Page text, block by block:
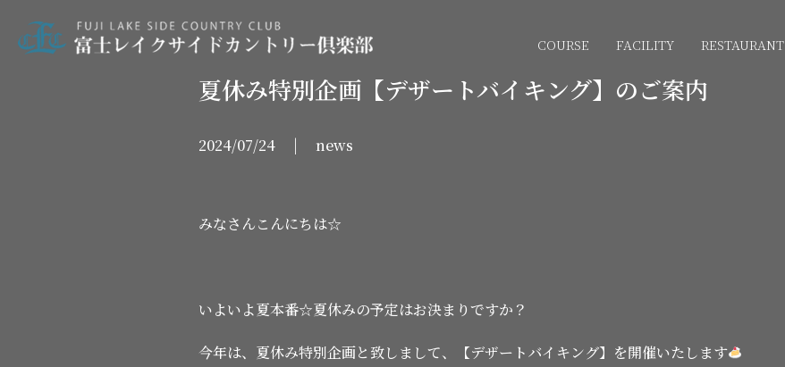
COURSE FACILITY RESTAURANT
夏休み特別企画【デザートバイキング】のご案内
2024/07/24 | news
みなさんこんにちは☆
いよいよ夏本番☆夏休みの予定はお決まりですか？
今年は、夏休み特別企画と致しまして、【デザートバイキング】を開催いたします